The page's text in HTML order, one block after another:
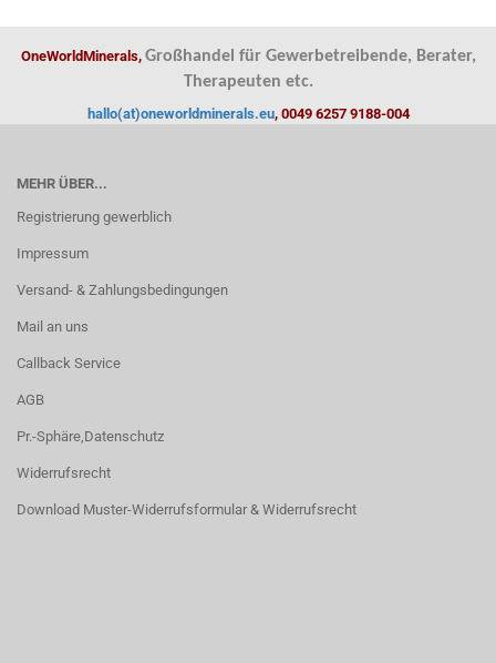
OneWorldMinerals, Großhandel für Gewerbetreibende, Berater,
Therapeuten etc.
hallo(at)oneworldminerals.eu, 0049 6257 9188-004
MEHR ÜBER...
Registrierung gewerblich
Impressum
Versand- & Zahlungsbedingungen
Mail an uns
Callback Service
AGB
Pr.-Sphäre,Datenschutz
Widerrufsrecht
Download Muster-Widerrufsformular & Widerrufsrecht